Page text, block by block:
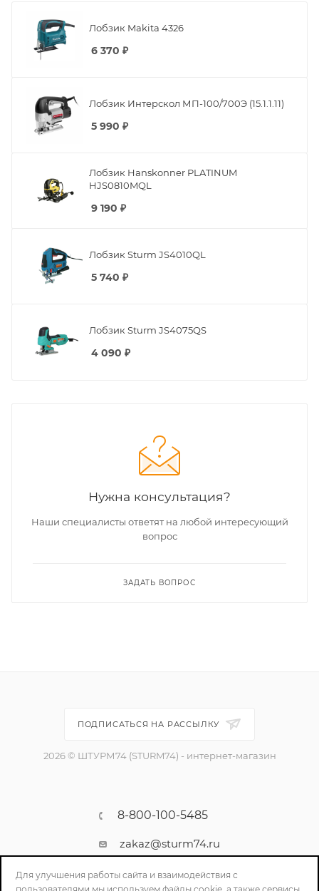
Лобзик Makita 4326
6 370 ₽
Лобзик Интерскол МП-100/700Э (15.1.1.11)
5 990 ₽
Лобзик Hanskonner PLATINUM
HJS0810MQL
9 190 ₽
Лобзик Sturm JS4010QL
5 740 ₽
Лобзик Sturm JS4075QS
4 090 ₽
Нужна консультация?
Наши специалисты ответят на любой интересующий
вопрос
ЗАДАТЬ ВОПРОС
ПОДПИСАТЬСЯ НА РАССЫЛКУ
2026 © ШТУРМ74 (STURM74) - интернет-магазин
8-800-100-5485
zakaz@sturm74.ru
г. Челябинск, ул. Стартовая 34/1
Для улучшения работы сайта и взаимодействия с